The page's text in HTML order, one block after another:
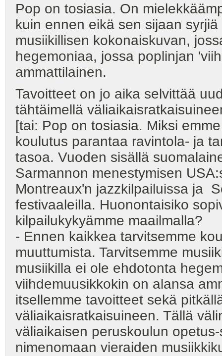
Pop on tosiasia. On
kuin ennen eikä sen sijaan
musiikillisen kokonaiskuvan,
hegemoniaa, jossa poplinjan
ammattilainen.
Tavoitteet on jo aika selvittää
tähtäimellä
[tai: Pop on tosiasia. Miksi
koulutus parantaa ravintola- ja
tasoa. Vuoden sisällä
Sarmannon menestymisen
Montreaux'n jazzkilpailuissa ja
festivaaleilla. Huonontaisiko
kilpailukykyämme maailmalla?
- Ennen kaikkea tarvitsemme
muuttumista. Tarvitsemme
musiikilla ei ole ehdotonta
viihdemuusikkokin on alansa
itsellemme tavoitteet sekä
väliaikaisratkaisuineen. Tällä
väliaikaisen peruskoulun
nimenomaan vieraiden